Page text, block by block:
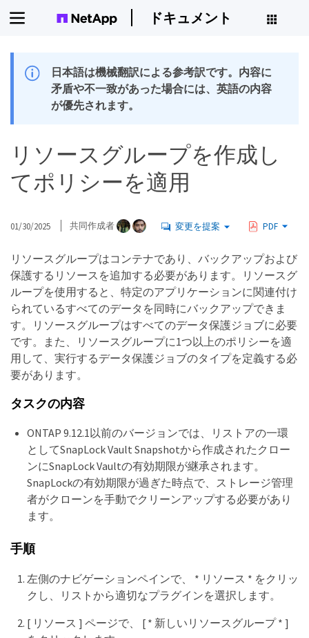
ドキュメント
日本語は機械翻訳による参考訳です。内容に
矛盾や不一致があった場合には、英語の内容
が優先されます。
リソースグループを作成し
てポリシーを適用
01/30/2025 共同作成者 変更を提案 PDF
リソースグループはコンテナであり、バックアップおよび
保護するリソースを追加する必要があります。リソースグ
ループを使用すると、特定のアプリケーションに関連付け
られているすべてのデータを同時にバックアップできま
す。リソースグループはすべてのデータ保護ジョブに必要
です。また、リソースグループに1つ以上のポリシーを適
用して、実行するデータ保護ジョブのタイプを定義する必
要があります。
タスクの内容
ONTAP 9.12.1以前のバージョンでは、リストアの一環
としてSnapLock Vault Snapshotから作成されたクロー
ンにSnapLock Vaultの有効期限が継承されます。
SnapLockの有効期限が過ぎた時点で、ストレージ管理
者がクローンを手動でクリーンアップする必要があり
ます。
手順
左側のナビゲーションペインで、 * リソース * をクリッ
クし、リストから適切なプラグインを選択します。
[ リソース ] ページで、 [ * 新しいリソースグループ * ]